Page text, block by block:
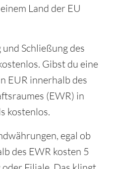
Land der EU
Schließung des
Gibst du eine
EUR innerhalb des
(EWR) in
kostenlos.
egal ob
des EWR kosten 5